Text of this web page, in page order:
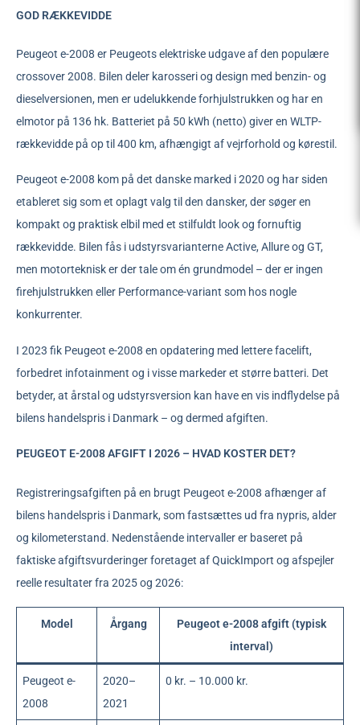
GOD RÆKKEVIDDE
Peugeot e-2008 er Peugeots elektriske udgave af den populære
crossover 2008. Bilen deler karosseri og design med benzin- og
dieselversionen, men er udelukkende forhjulstrukken og har en
elmotor på 136 hk. Batteriet på 50 kWh (netto) giver en WLTP-
rækkevidde på op til 400 km, afhængigt af vejrforhold og kørestil.
Peugeot e-2008 kom på det danske marked i 2020 og har siden
etableret sig som et oplagt valg til den dansker, der søger en
kompakt og praktisk elbil med et stilfuldt look og fornuftig
rækkevidde. Bilen fås i udstyrsvarianterne Active, Allure og GT,
men motorteknisk er der tale om én grundmodel – der er ingen
firehjulstrukken eller Performance-variant som hos nogle
konkurrenter.
I 2023 fik Peugeot e-2008 en opdatering med lettere facelift,
forbedret infotainment og i visse markeder et større batteri. Det
betyder, at årstal og udstyrsversion kan have en vis indflydelse på
bilens handelspris i Danmark – og dermed afgiften.
PEUGEOT E-2008 AFGIFT I 2026 – HVAD KOSTER DET?
Registreringsafgiften på en brugt Peugeot e-2008 afhænger af
bilens handelspris i Danmark, som fastsættes ud fra nypris, alder
og kilometerstand. Nedenstående intervaller er baseret på
faktiske afgiftsvurderinger foretaget af QuickImport og afspejler
reelle resultater fra 2025 og 2026:
Model Årgang
Peugeot e-2008 afgift (typisk
interval)
Peugeot e-
2008
2020–
2021
0 kr. – 10.000 kr.